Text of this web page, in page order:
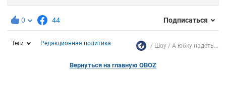
0 44 Подписаться
Теги Редакционная политика Шоу А юбку надеть...
Вернуться на главную OBOZ